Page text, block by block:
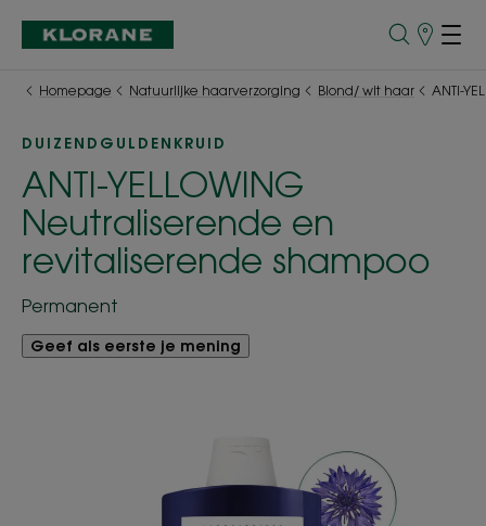
Homepage Natuurlijke haarverzorging Blond/ wit haar ANTI-
DUIZENDGULDENKRUID
ANTI-YELLOWING
Neutraliserende en
revitaliserende shampoo
Permanent
Geef als eerste je mening